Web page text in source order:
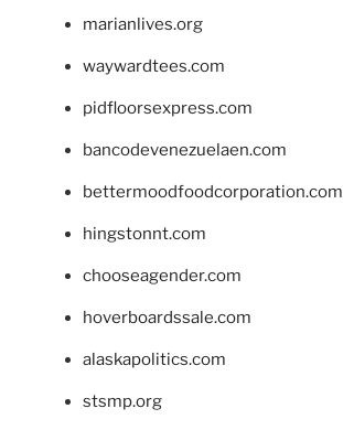
marianlives.org
waywardtees.com
pidfloorsexpress.com
bancodevenezuelaen.com
bettermoodfoodcorporation.com
hingstonnt.com
chooseagender.com
hoverboardssale.com
alaskapolitics.com
stsmp.org